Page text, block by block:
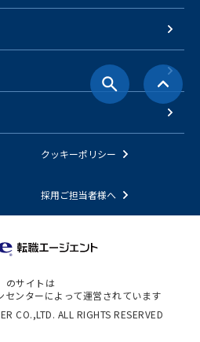
クッキーポリシー
採用ご担当者様へ
のサイトは
センターによって運営されています
CO.,LTD. ALL RIGHTS RESERVED